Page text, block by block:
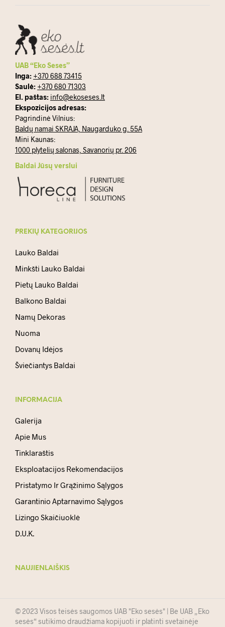
UAB “Eko Seses”
Inga: +370 688 73415
Saulė: +370 680 71303
El. paštas: info@ekoseses.lt
Ekspozicijos adresas:
Pagrindinė Vilnius:
Baldų namai SKRAJA, Naugarduko g. 55A
Mini Kaunas:
1000 plytelių salonas, Savanorių pr. 206
Baldai Jūsų verslui
PREKIŲ KATEGORIJOS
Lauko Baldai
Minkšti Lauko Baldai
Pietų Lauko Baldai
Balkono Baldai
Namų Dekoras
Nuoma
Dovanų Idėjos
Šviečiantys Baldai
INFORMACIJA
Galerija
Apie Mus
Tinklaraštis
Eksploatacijos Rekomendacijos
Pristatymo Ir Grąžinimo Sąlygos
Garantinio Aptarnavimo Sąlygos
Lizingo Skaičiuoklė
D.U.K.
NAUJIENLAIŠKIS
© 2023 Visos teisės saugomos UAB "Eko sesės" | Be UAB „Eko
sesės“ sutikimo draudžiama kopijuoti ir platinti svetainėje